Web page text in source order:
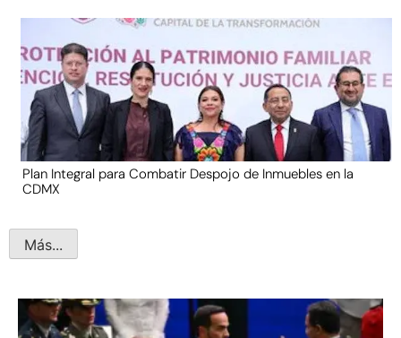
Plan Integral para Combatir Despojo de Inmuebles en la
CDMX
Más...